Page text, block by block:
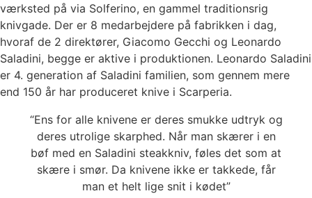
værksted på via Solferino, en gammel traditionsrig
knivgade. Der er 8 medarbejdere på fabrikken i dag,
hvoraf de 2 direktører, Giacomo Gecchi og Leonardo
Saladini, begge er aktive i produktionen. Leonardo Saladini
er 4. generation af Saladini familien, som gennem mere
end 150 år har produceret knive i Scarperia.
“Ens for alle knivene er deres smukke udtryk og
deres utrolige skarphed. Når man skærer i en
bøf med en Saladini steakkniv, føles det som at
skære i smør. Da knivene ikke er takkede, får
man et helt lige snit i kødet”